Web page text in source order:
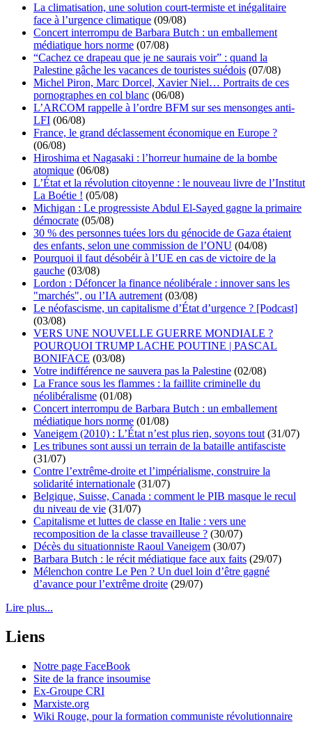
La climatisation, une solution court-termiste et inégalitaire
face à l’urgence climatique (09/08)
Concert interrompu de Barbara Butch : un emballement
médiatique hors norme (07/08)
“Cachez ce drapeau que je ne saurais voir” : quand la
Palestine gâche les vacances de touristes suédois (07/08)
Michel Piron, Marc Dorcel, Xavier Niel… Portraits de ces
pornographes en col blanc (06/08)
L’ARCOM rappelle à l’ordre BFM sur ses mensonges anti-
LFI (06/08)
France, le grand déclassement économique en Europe ?
(06/08)
Hiroshima et Nagasaki : l’horreur humaine de la bombe
atomique (06/08)
L’État et la révolution citoyenne : le nouveau livre de l’Institut
La Boétie ! (05/08)
Michigan : Le progressiste Abdul El-Sayed gagne la primaire
démocrate (05/08)
30 % des personnes tuées lors du génocide de Gaza étaient
des enfants, selon une commission de l’ONU (04/08)
Pourquoi il faut désobéir à l’UE en cas de victoire de la
gauche (03/08)
Lordon : Défoncer la finance néolibérale : innover sans les
"marchés", ou l’IA autrement (03/08)
Le néofascisme, un capitalisme d’État d’urgence ? [Podcast]
(03/08)
VERS UNE NOUVELLE GUERRE MONDIALE ?
POURQUOI TRUMP LACHE POUTINE | PASCAL
BONIFACE (03/08)
Votre indifférence ne sauvera pas la Palestine (02/08)
La France sous les flammes : la faillite criminelle du
néolibéralisme (01/08)
Concert interrompu de Barbara Butch : un emballement
médiatique hors norme (01/08)
Vaneigem (2010) : L’État n’est plus rien, soyons tout (31/07)
Les tribunes sont aussi un terrain de la bataille antifasciste
(31/07)
Contre l’extrême-droite et l’impérialisme, construire la
solidarité internationale (31/07)
Belgique, Suisse, Canada : comment le PIB masque le recul
du niveau de vie (31/07)
Capitalisme et luttes de classe en Italie : vers une
recomposition de la classe travailleuse ? (30/07)
Décès du situationniste Raoul Vaneigem (30/07)
Barbara Butch : le récit médiatique face aux faits (29/07)
Mélenchon contre Le Pen ? Un duel loin d’être gagné
d’avance pour l’extrême droite (29/07)
Lire plus...
Liens
Notre page FaceBook
Site de la france insoumise
Ex-Groupe CRI
Marxiste.org
Wiki Rouge, pour la formation communiste révolutionnaire